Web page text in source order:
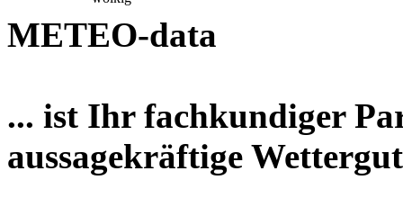
METEO-data
... ist Ihr fachkundiger
aussagekräftige